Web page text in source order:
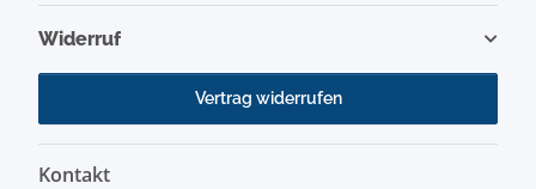
Widerruf
Vertrag widerrufen
Kontakt